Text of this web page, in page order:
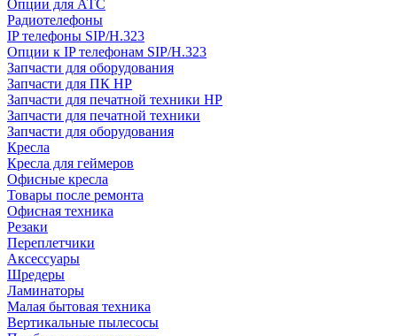
Опции для АТС
Радиотелефоны
IP телефоны SIP/H.323
Опции к IP телефонам SIP/H.323
Запчасти для оборудования
Запчасти для ПК HP
Запчасти для печатной техники HP
Запчасти для печатной техники
Запчасти для оборудования
Кресла
Кресла для геймеров
Офисные кресла
Товары после ремонта
Офисная техника
Резаки
Переплетчики
Аксессуары
Шредеры
Ламинаторы
Малая бытовая техника
Вертикальные пылесосы